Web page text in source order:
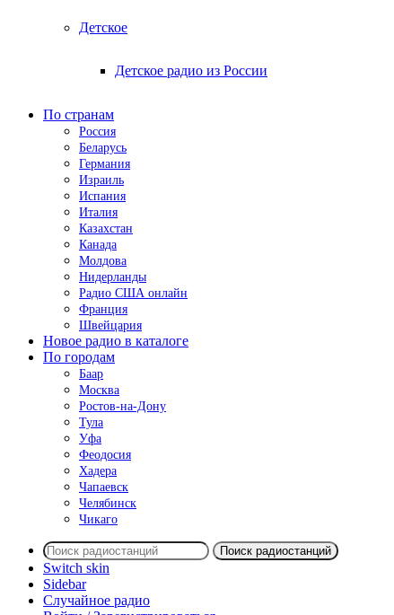
Детское
Детское радио из России
По странам
Россия
Беларусь
Германия
Израиль
Испания
Италия
Казахстан
Канада
Молдова
Нидерланды
Радио США онлайн
Франция
Швейцария
Новое радио в каталоге
По городам
Баар
Москва
Ростов-на-Дону
Тула
Уфа
Феодосия
Хадера
Чапаевск
Челябинск
Чикаго
Поиск радиостанций
Switch skin
Sidebar
Случайное радио